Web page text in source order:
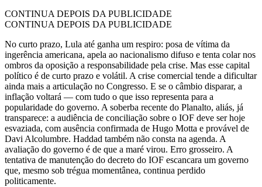
CONTINUA DEPOIS DA PUBLICIDADE
CONTINUA DEPOIS DA PUBLICIDADE
No curto prazo, Lula até ganha um respiro: posa de vítima da
ingerência americana, apela ao nacionalismo difuso e tenta colar nos
ombros da oposição a responsabilidade pela crise. Mas esse capital
político é de curto prazo e volátil. A crise comercial tende a dificultar
ainda mais a articulação no Congresso. E se o câmbio disparar, a
inflação voltará — com tudo o que isso representa para a
popularidade do governo. A soberba recente do Planalto, aliás, já
transparece: a audiência de conciliação sobre o IOF deve ser hoje
esvaziada, com ausência confirmada de Hugo Motta e provável de
Davi Alcolumbre. Haddad também não consta na agenda. A
avaliação do governo é de que a maré virou. Erro grosseiro. A
tentativa de manutenção do decreto do IOF escancara um governo
que, mesmo sob trégua momentânea, continua perdido
politicamente.